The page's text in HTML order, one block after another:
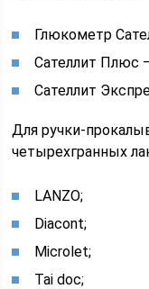
Глюкометр
Сателлит Плюс
Сателлит
Для ручки-
четырехгранных
LANZO;
Diacont;
Microlet;
Tai doc;